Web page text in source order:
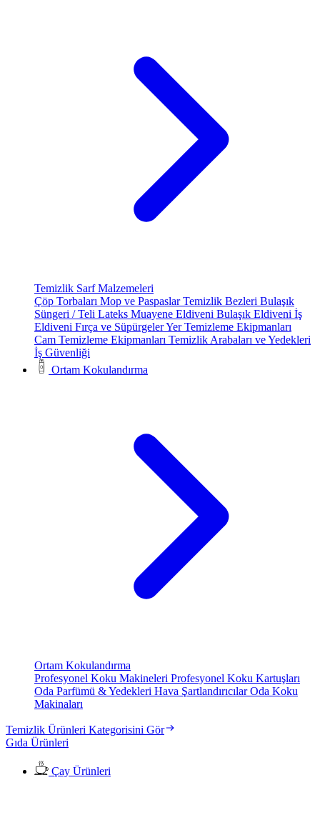
Temizlik Sarf Malzemeleri
Çöp Torbaları Mop ve PaspaslarTemizlik Bezleri Bulaşık
Süngeri / Teli Lateks Muayene Eldiveni Bulaşık Eldiveni İş
Eldiveni Fırça ve SüpürgelerYer Temizleme Ekipmanları
Cam Temizleme Ekipmanları Temizlik Arabaları ve Yedekleri
İş Güvenliği
Ortam Kokulandırma
Ortam Kokulandırma
Profesyonel Koku Makineleri Profesyonel Koku Kartuşları
Oda Parfümü & Yedekleri Hava ŞartlandırıcılarOda Koku
Makinaları
Temizlik Ürünleri Kategorisini Gör
Gıda Ürünleri
Çay Ürünleri